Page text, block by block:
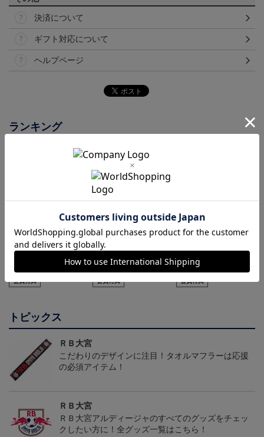
決済について
ギフト対応について
ヘルプページ
ランキング
2026/27オーセンティッ
クユニフォーム（フィー
ルド1st）
会員特典
2026/27オーセンティッ
クユニフォーム（フィー
ルド1st）
会員特典
2026/27オーセンティッ
クユニフォーム（フィー
ルド2nd）
19,800円
会員特典
トピックス
ＲＢ大宮
こだわりのデザインに注目！タオルマフラーは応援
の必須アイテム！
ＲＢ大宮
ＲＢ大宮アルディージャのすべてのグッズをチェッ
クしたい方に！全グッズ一覧はこちら！